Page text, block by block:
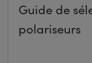
Guide de
polariseurs